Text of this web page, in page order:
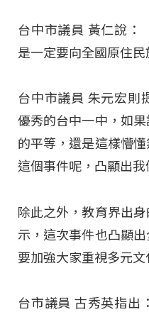
台中市議員 黃仁說：
是一定要向全國原住民
台中市議員 朱元宏則
優秀的台中一中，如
的平等，還是這樣懵
這個事件呢，凸顯出我
除此之外，教育界出
示，這次事件也凸顯
要加強大家重視多元文
台市議員 古秀英指出